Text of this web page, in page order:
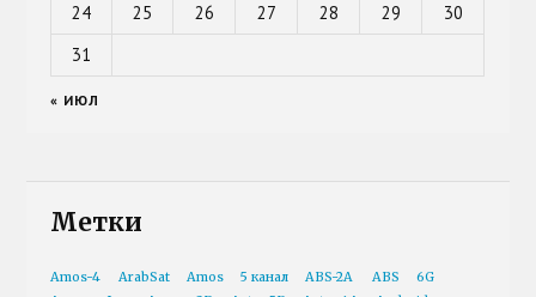
24
25 26 27 28 29
30
31
« ИЮЛ
Метки
Amos-4 ArabSat Amos 5 канал ABS-2A ABS
6G